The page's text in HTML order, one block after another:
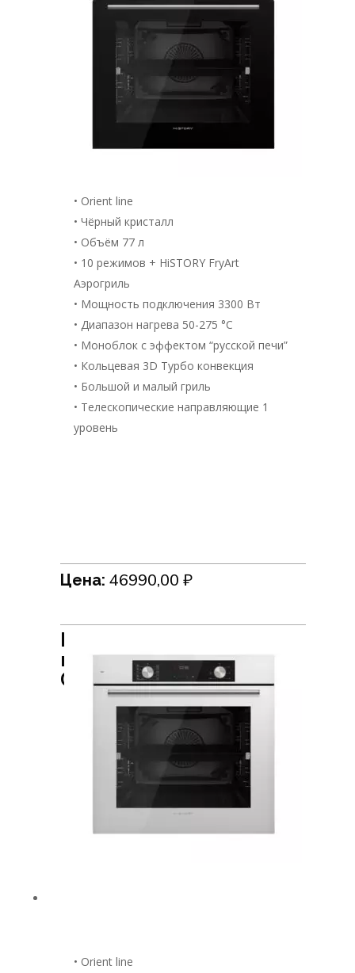
• Orient line
• Чёрный кристалл
• Объём 77 л
• 10 режимов + HiSTORY FryArt
Аэрогриль
• Мощность подключения 3300 Вт
• Диапазон нагрева 50-275 °С
• Моноблок с эффектом “русской печи”
• Кольцевая 3D Турбо конвекция
• Большой и малый гриль
• Телескопические направляющие 1
уровень
Цена:46990,00₽
Встраиваемый духовой
шкаф HiSTORY
OE7710C.FWH
• Orient line